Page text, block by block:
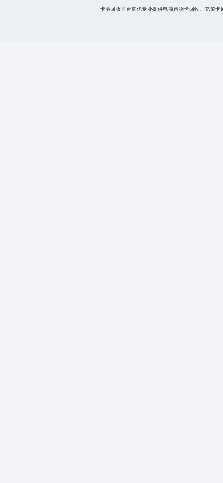
卡券回收平台京优专业提供电商购物卡回收、充值